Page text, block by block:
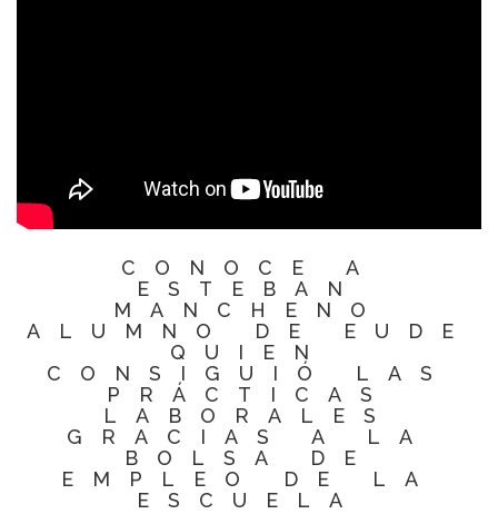
CONOCE A
ESTEBAN
MANCHENO
ALUMNO DE EUDE
QUIEN
CONSIGUIÓ LAS
PRÁCTICAS
LABORALES
GRACIAS A LA
BOLSA DE
EMPLEO DE LA
ESCUELA